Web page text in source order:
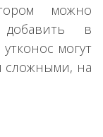
можно
добавить в
могут
сложными, на